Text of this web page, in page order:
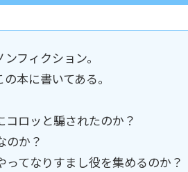
フィクション。
本に書いてある。
ロッと騙されたのか？
のか？
てなりすまし役を集めるのか？